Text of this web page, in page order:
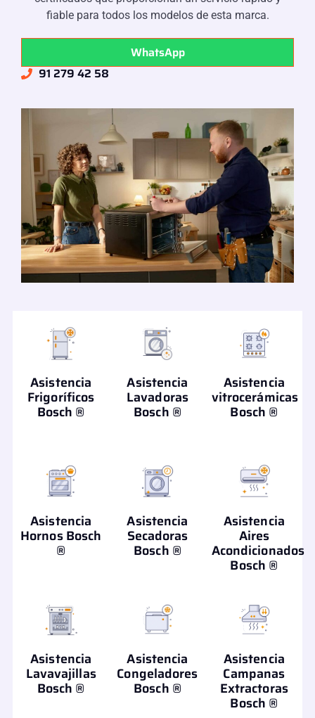
fiable para todos los modelos de esta marca.
WhatsApp
91 279 42 58
Asistencia
Frigoríficos
Bosch ®
Asistencia
Lavadoras
Bosch ®
Asistencia
vitrocerámicas
Bosch ®
Asistencia
Hornos Bosch
®
Asistencia
Secadoras
Bosch ®
Asistencia
Aires
Acondicionados
Bosch ®
Asistencia
Lavavajillas
Bosch ®
Asistencia
Congeladores
Bosch ®
Asistencia
Campanas
Extractoras
Bosch ®